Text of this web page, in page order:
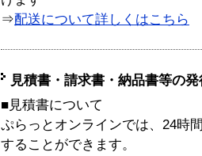
⇒配送について詳しくはこちら
見積書・請求書・納品書等の
■見積書について
ぷらっとオンラインでは、24時
することができます。